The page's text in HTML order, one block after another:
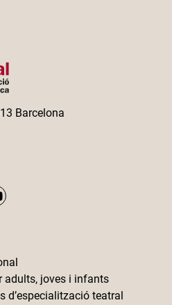
Barcelona
adults, joves i infants
d’especialització teatral